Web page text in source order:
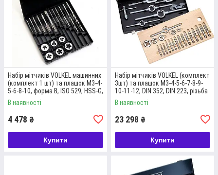
виготовлені із сталі HSS-G.
Докладніше
Набір мітчиків VOLKEL машинних
(комплект 1 шт) та плашок М3-4-
5-6-8-10, форма В, ISO 529, HSS-G,
різьба DIN 13, свердла
В наявності
4 478 ₴
Купити
Набір мітчиків VOLKEL (комплект
3шт) та плашок М3-4-5-6-7-8-9-
10-11-12, DIN 352, DIN 223, різьба
DIN 13, Мітчикотримач VOLKELі
В наявності
23 298 ₴
Купити